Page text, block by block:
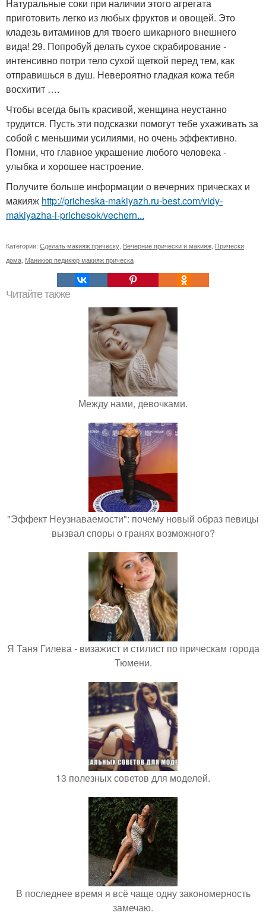
Натуральные соки при наличии этого агрегата
приготовить легко из любых фруктов и овощей. Это
кладезь витаминов для твоего шикарного внешнего
вида! 29. Попробуй делать сухое скрабирование -
интенсивно потри тело сухой щеткой перед тем, как
отправишься в душ. Невероятно гладкая кожа тебя
восхитит ….
Чтобы всегда быть красивой, женщина неустанно
трудится. Пусть эти подсказки помогут тебе ухаживать за
собой с меньшими усилиями, но очень эффективно.
Помни, что главное украшение любого человека -
улыбка и хорошее настроение.
Получите больше информации о вечерних прическах и
макияж http://pricheska-makiyazh.ru-best.com/vidy-
makiyazha-i-prichesok/vechern...
Категории: Сделать макияж прическу Вечерние прически и макияж Прически
дома Маникюр педикюр макияж прическа
Читайте также
Между нами, девочками.
"Эффект Неузнаваемости": почему новый образ певицы
вызвал споры о гранях возможного?
Я Таня Гилева - визажист и стилист по прическам города
Тюмени.
13 полезных советов для моделей.
В последнее время я всё чаще одну закономерность
замечаю.